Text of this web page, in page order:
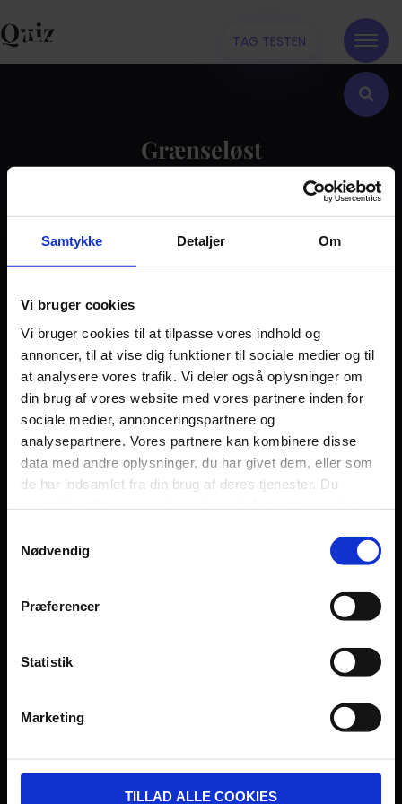
Samtykke Detaljer Om
Vi bruger cookies
Vi bruger cookies til at tilpasse vores indhold og
annoncer, til at vise dig funktioner til sociale medier og til
at analysere vores trafik. Vi deler også oplysninger om
din brug af vores website med vores partnere inden for
sociale medier, annonceringspartnere og
analysepartnere. Vores partnere kan kombinere disse
data med andre oplysninger, du har givet dem, eller som
de har indsamlet fra din brug af deres tjenester. Du
Nødvendig
Præferencer
Statistik
Marketing
TILLAD ALLE COOKIES
TAG TESTEN
Quiz
Grænseløst
Kontakt
Dilemma
Stories & Viden
Pårørende
Find støtte
Om os
Persondatapolitik
Fagområde